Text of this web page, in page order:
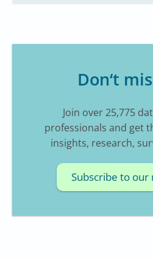
Don‘t
Join over 25,775
professionals and get
insights, research,
Subscribe to